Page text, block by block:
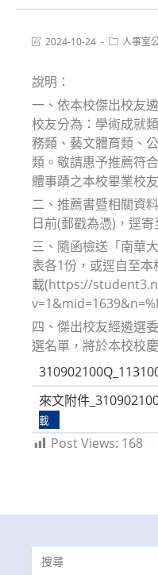
Post2024-10-24
Post人事室
說明：
一、依本校傑出校友
校友分為：學術成就
務類、藝文體育類、
類。敬請惠予推薦符
體事蹟之本校畢業校
二、推薦書暨相關資
日前(郵戳為憑)，逕
三、隨函檢送「南華
表各1份，或逕自至
載(https://
四、傑出校友經遴選
選名單，將於本校校
來文附件
載
Post Views: 168
Search
for: